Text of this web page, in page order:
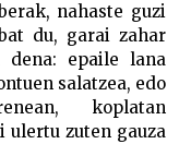
nahaste guzi
du, garai zahar
epaile lana
salatzea, edo
koplatan
ulertu zuten gauza